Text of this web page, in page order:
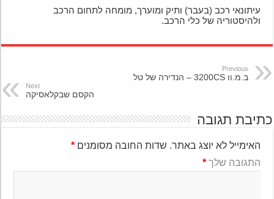
עיתונאי רכב (בעבר) ותיק ומוערך, מומחה לתחום הרכב
ולהיסטוריה של כלי הרכב.
Previous
ב.מ.וו 3200CS – הנדירה של טל
Next
הקסם שבקלאסיקה
תגובה
האימייל לא יוצג באתר. שדות החובה מסומנים*
התגובה שלך*